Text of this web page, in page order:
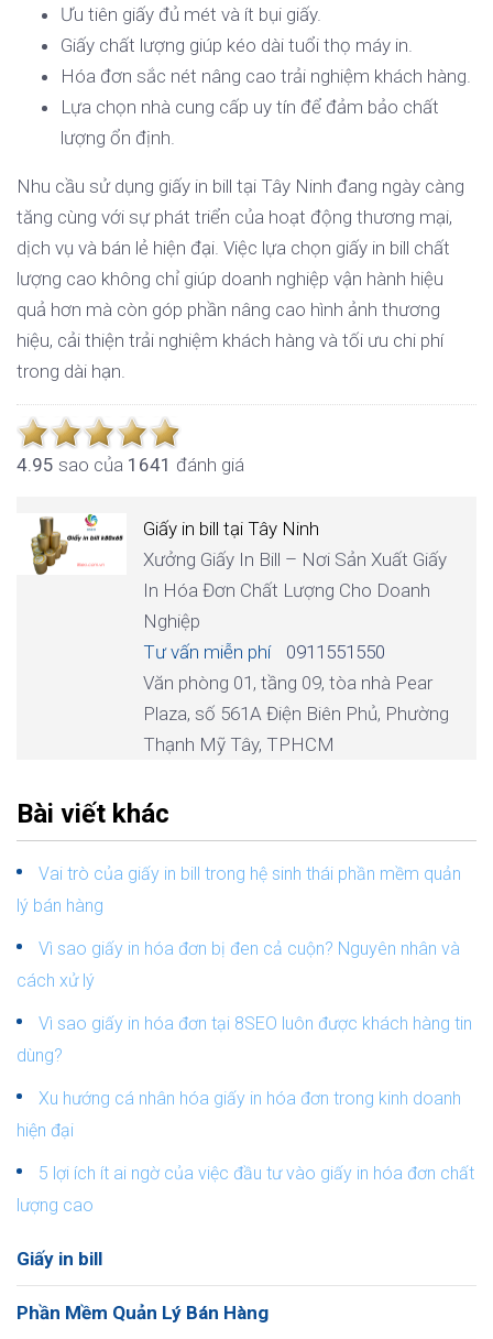
Ưu tiên giấy đủ mét và ít bụi giấy.
Giấy chất lượng giúp kéo dài tuổi thọ máy in.
Hóa đơn sắc nét nâng cao trải nghiệm khách hàng.
Lựa chọn nhà cung cấp uy tín để đảm bảo chất
lượng ổn định.
Nhu cầu sử dụng giấy in bill tại Tây Ninh đang ngày càng
tăng cùng với sự phát triển của hoạt động thương mại,
dịch vụ và bán lẻ hiện đại. Việc lựa chọn giấy in bill chất
lượng cao không chỉ giúp doanh nghiệp vận hành hiệu
quả hơn mà còn góp phần nâng cao hình ảnh thương
hiệu, cải thiện trải nghiệm khách hàng và tối ưu chi phí
trong dài hạn.
4.95 sao của 1641 đánh giá
Giấy in bill tại Tây Ninh
Xưởng Giấy In Bill – Nơi Sản Xuất Giấy
In Hóa Đơn Chất Lượng Cho Doanh
Nghiệp
Tư vấn miễn phí
0911551550
Văn phòng 01, tầng 09, tòa nhà Pear
Plaza, số 561A Điện Biên Phủ, Phường
Thạnh Mỹ Tây, TPHCM
Bài viết khác
Vai trò của giấy in bill trong hệ sinh thái phần mềm quản
lý bán hàng
Vì sao giấy in hóa đơn bị đen cả cuộn? Nguyên nhân và
cách xử lý
Vì sao giấy in hóa đơn tại 8SEO luôn được khách hàng tin
dùng?
Xu hướng cá nhân hóa giấy in hóa đơn trong kinh doanh
hiện đại
5 lợi ích ít ai ngờ của việc đầu tư vào giấy in hóa đơn chất
lượng cao
Giấy in bill
Phần Mềm Quản Lý Bán Hàng